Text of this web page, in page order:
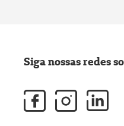
Siga nossas redes